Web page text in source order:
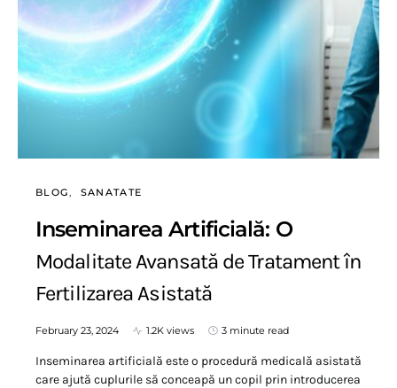
BLOG SANATATE
Inseminarea Artificială: O
Modalitate Avansată de Tratament în
Fertilizarea Asistată
February 23, 2024 1.2K views 3 minute read
Inseminarea artificială este o procedură medicală asistată
care ajută cuplurile să conceapă un copil prin introducerea